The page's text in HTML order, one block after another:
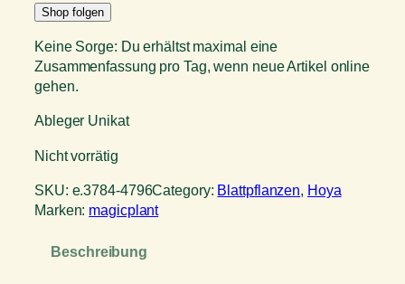
Shop folgen
Keine Sorge: Du erhältst maximal eine
Zusammenfassung pro Tag, wenn neue Artikel online
gehen.
Ableger Unikat
Nicht vorrätig
SKU: e.3784-4796Category: Blattpflanzen, Hoya
Marken: magicplant
Beschreibung